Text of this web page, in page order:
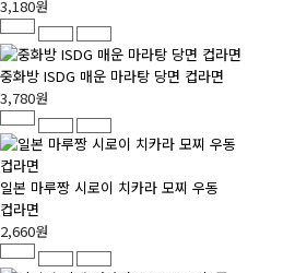
3,180원
중화방 ISDG 매운 마라탕 당면 컵라면
3,780원
일본 마루짱 시로이 치카라 모찌 우동
컵라면
2,660원